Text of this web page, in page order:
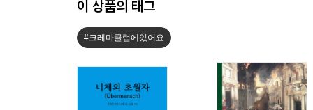
이 상품의 태그
#크레마클럽에있어요